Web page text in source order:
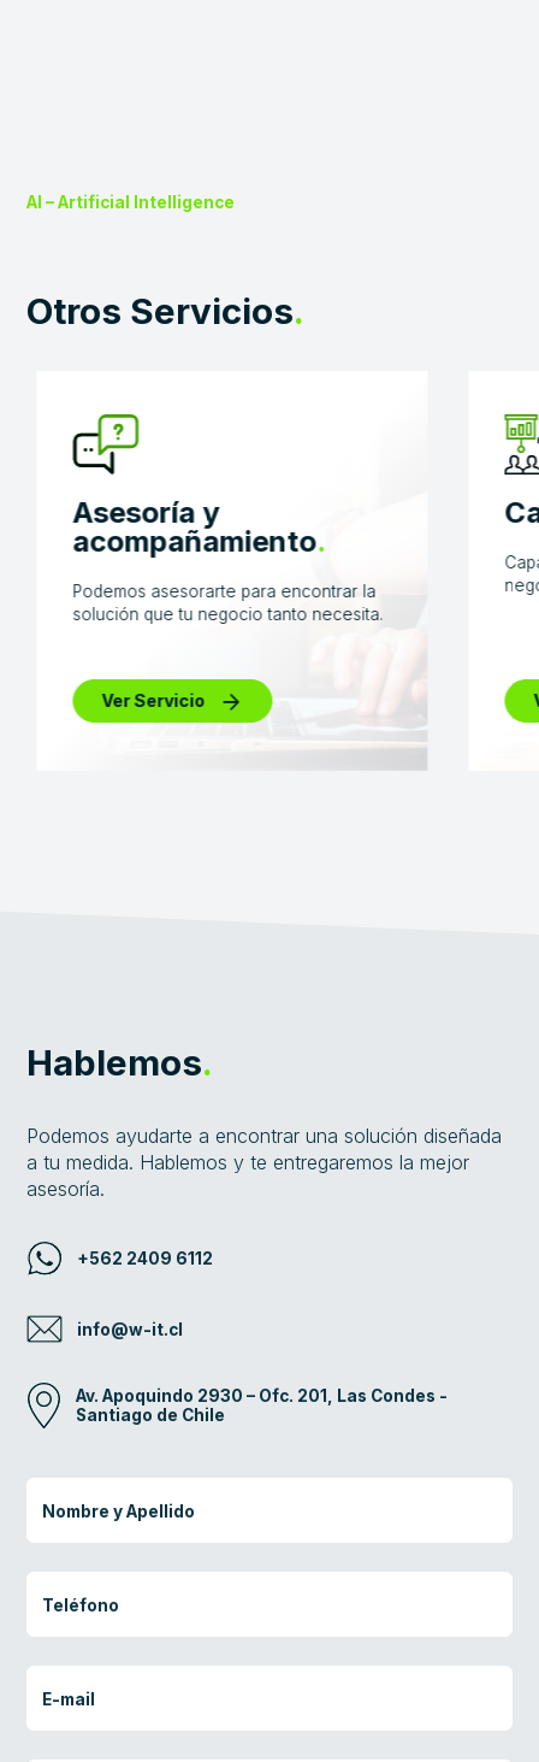
AI – Artificial Intelligence
Otros Servicios.
Asesoría y
acompañamiento.
Podemos asesorarte para encontrar la
solución que tu negocio tanto necesita.
Ver Servicio
Hablemos.
Podemos ayudarte a encontrar una solución diseñada
a tu medida. Hablemos y te entregaremos la mejor
asesoría.
+562 2409 6112
info@w-it.cl
Av. Apoquindo 2930 – Ofc. 201, Las Condes -
Santiago de Chile